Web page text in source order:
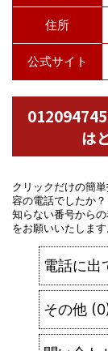
住所
公式サイト
は
クリックだけの簡
容の電話でしたか？
知らない番号から
をお願いいたします
電話に出
その他 (0